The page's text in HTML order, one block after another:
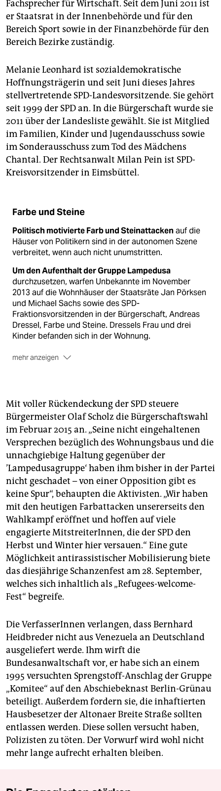
Fachsprecher für Wirtschaft. Seit dem Juni 2011 ist
er Staatsrat in der Innenbehörde und für den
Bereich Sport sowie in der Finanzbehörde für den
Bereich Bezirke zuständig.
Melanie Leonhard ist sozialdemokratische
Hoffnungsträgerin und seit Juni dieses Jahres
stellvertretende SPD-Landesvorsitzende. Sie gehört
seit 1999 der SPD an. In die Bürgerschaft wurde sie
2011 über der Landesliste gewählt. Sie ist Mitglied
im Familien, Kinder und Jugendausschuss sowie
im Sonderausschuss zum Tod des Mädchens
Chantal. Der Rechtsanwalt Milan Pein ist SPD-
Kreisvorsitzender in Eimsbüttel.
Farbe und Steine
Politisch motivierte Farb und Steinattackenauf die
Häuser von Politikern sind in der autonomen Szene
verbreitet, wenn auch nicht unumstritten.
Um den Aufenthalt der Gruppe Lampedusa
durchzusetzen, warfen Unbekannte im November
2013 auf die Wohnhäuser der Staatsräte Jan Pörksen
und Michael Sachs sowie des SPD-
Fraktionsvorsitzenden in der Bürgerschaft, Andreas
Dressel, Farbe und Steine. Dressels Frau und drei
Kinder befanden sich in der Wohnung.
mehr anzeigen
Mit voller Rückendeckung der SPD steuere
Bürgermeister Olaf Scholz die Bürgerschaftswahl
im Februar 2015 an. „Seine nicht eingehaltenen
Versprechen bezüglich des Wohnungsbaus und die
unnachgiebige Haltung gegenüber der
’Lampedusagruppe‘ haben ihm bisher in der Partei
nicht geschadet – von einer Opposition gibt es
keine Spur“, behaupten die Aktivisten. „Wir haben
mit den heutigen Farbattacken unsererseits den
Wahlkampf eröffnet und hoffen auf viele
engagierte MitstreiterInnen, die der SPD den
Herbst und Winter hier versauen.“ Eine gute
Möglichkeit antirassistischer Mobilisierung biete
das diesjährige Schanzenfest am 28. September,
welches sich inhaltlich als „Refugees-welcome-
Fest“ begreife.
Die VerfasserInnen verlangen, dass Bernhard
Heidbreder nicht aus Venezuela an Deutschland
ausgeliefert werde. Ihm wirft die
Bundesanwaltschaft vor, er habe sich an einem
1995 versuchten Sprengstoff-Anschlag der Gruppe
„Komitee“ auf den Abschiebeknast Berlin-Grünau
beteiligt. Außerdem fordern sie, die inhaftierten
Hausbesetzer der Altonaer Breite Straße sollten
entlassen werden. Diese sollen versucht haben,
Polizisten zu töten. Der Vorwurf wird wohl nicht
mehr lange aufrecht erhalten bleiben.